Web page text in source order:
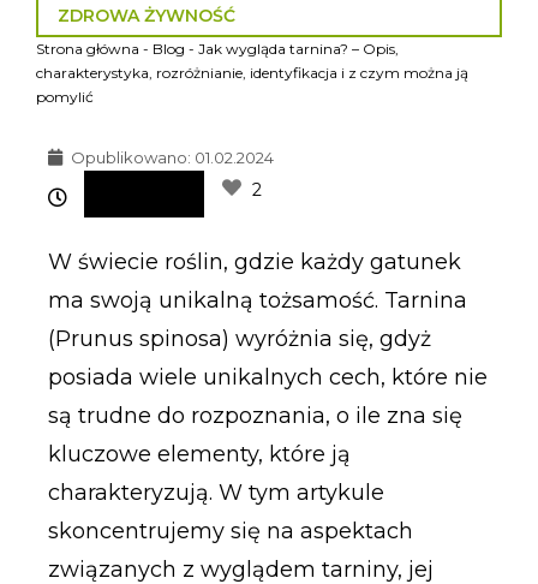
ZDROWA ŻYWNOŚĆ
Strona główna - Blog - Jak wygląda tarnina? – Opis,
charakterystyka, rozróżnianie, identyfikacja i z czym można ją
pomylić
Opublikowano: 01.02.2024
2
W świecie roślin, gdzie każdy gatunek
ma swoją unikalną tożsamość. Tarnina
(Prunus spinosa) wyróżnia się, gdyż
posiada wiele unikalnych cech, które nie
są trudne do rozpoznania, o ile zna się
kluczowe elementy, które ją
charakteryzują. W tym artykule
skoncentrujemy się na aspektach
związanych z wyglądem tarniny, jej